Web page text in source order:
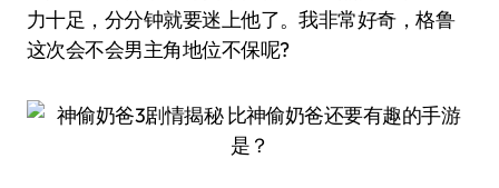
力十足，分分钟就要迷上他了。我非常好奇，格鲁
这次会不会男主角地位不保呢?